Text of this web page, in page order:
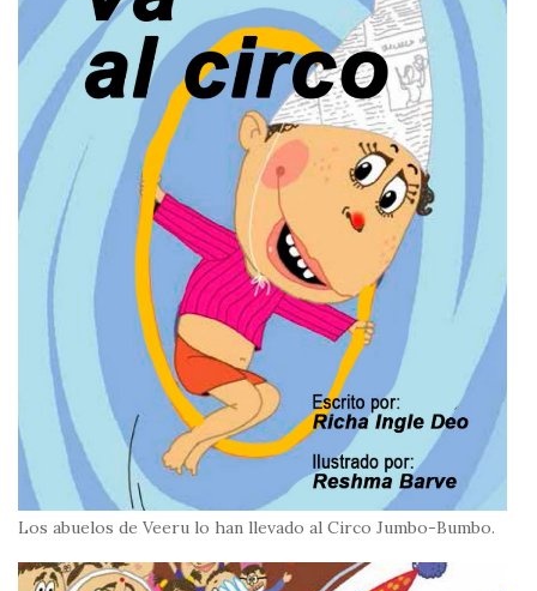
Los abuelos de Veeru lo han llevado al Circo Jumbo-Bumbo.